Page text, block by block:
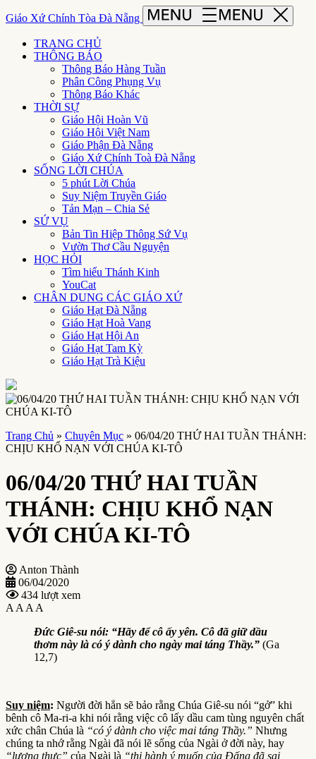
Giáo Xứ Chính Tòa Đà Nẵng
TRANG CHỦ
THÔNG BÁO
Thông Báo Hàng Tuần
Phân Công Phụng Vụ
Thông Báo Khác
THỜI SỰ
Giáo Hội Hoàn Vũ
Giáo Hội Việt Nam
Giáo Phận Đà Nẵng
Giáo Xứ Chính Toà Đà Nẵng
SỐNG LỜI CHÚA
5 phút Lời Chúa
Suy Niệm Truyền Giáo
Tản Mạn – Chia Sẻ
SỨ VỤ
Bản Tin Hiệp Thông Sứ Vụ
Vườn Thơ Cầu Nguyện
HỌC HỎI
Tìm hiểu Thánh Kinh
YouCat
CHÂN DUNG CÁC GIÁO XỨ
Giáo Hạt Đà Nẵng
Giáo Hạt Hoà Vang
Giáo Hạt Hội An
Giáo Hạt Tam Kỳ
Giáo Hạt Trà Kiệu
Trang Chủ » Chuyên Mục » 06/04/20 THỨ HAI TUẦN THÁNH:
CHỊU KHỔ NẠN VỚI CHÚA KI-TÔ
06/04/20 THỨ HAI TUẦN
THÁNH: CHỊU KHỔ NẠN
VỚI CHÚA KI-TÔ
Anton Thành
06/04/2020
434 lượt xem
A A A A
Đức Giê-su nói: “Hãy để cô ấy yên. Cô đã giữ dầu
thơm này là có ý dành cho ngày mai táng Thầy.” (Ga
12,7)
Suy niệm: Người đời hẳn sẽ bảo rằng Chúa Giê-su nói “gở” khi
bênh cô Ma-ri-a khi nói rằng việc cô lấy dầu cam tùng nguyên chất
xức chân Chúa là “có ý dành cho việc mai táng Thầy.” Nhưng
chúng ta nhớ rằng Ngài đã nói lẽ sống của Ngài ở đời này, hay
“lương thực” của Ngài là “thi hành ý muốn của Đấng đã sai